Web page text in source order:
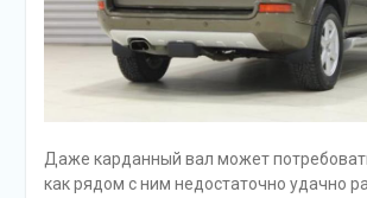
Даже карданный вал может
как рядом с ним недостаточно удачно